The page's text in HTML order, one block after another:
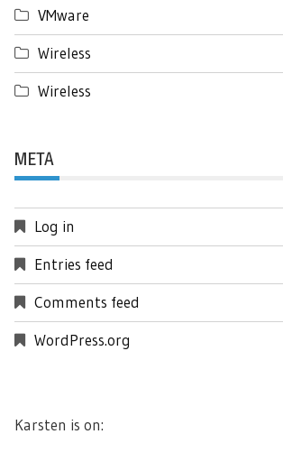
VMware
Wireless
Wireless
META
Log in
Entries feed
Comments feed
WordPress.org
Karsten is on: